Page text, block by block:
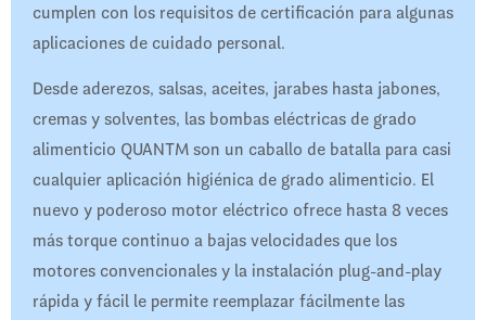
cumplen con los requisitos de certificación para algunas
aplicaciones de cuidado personal.
Desde aderezos, salsas, aceites, jarabes hasta jabones,
cremas y solventes, las bombas eléctricas de grado
alimenticio QUANTM son un caballo de batalla para casi
cualquier aplicación higiénica de grado alimenticio. El
nuevo y poderoso motor eléctrico ofrece hasta 8 veces
más torque continuo a bajas velocidades que los
motores convencionales y la instalación plug-and-play
rápida y fácil le permite reemplazar fácilmente las